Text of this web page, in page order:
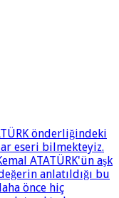
önderliğindeki
eseri bilmekteyiz.
ATATÜRK'ün aşk
anlatıldığı bu
önce hiç